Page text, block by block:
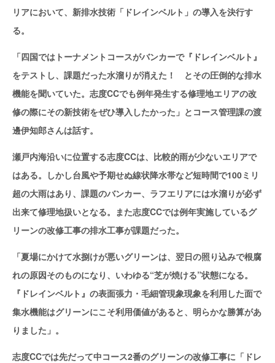
リアにおいて、新排水技術「ドレインベルト」の導入を決行す
る。
「四国ではトーナメントコースがバンカーで『ドレインベルト』
をテストし、課題だった水溜りが消えた！ とその圧倒的な排水
機能を聞いていた。志度CCでも例年発生する修理地エリアの改
修の際にその新技術をぜひ導入したかった」とコース管理課の渡
邊伊知郎さんは話す。
瀬戸内海沿いに位置する志度CCは、比較的雨が少ないエリアで
はある。しかし台風や予期せぬ線状降水帯など短時間で100ミリ
超の大雨はあり、課題のバンカー、ラフエリアには水溜りが必ず
出来て修理地扱いとなる。また志度CCでは例年実施しているグ
リーンの改修工事の排水工事が課題だった。
「夏場にかけて水捌けが悪いグリーンは、翌日の照り込みで根腐
れの原因そのものになり、いわゆる“芝が焼ける”状態になる。
『ドレインベルト』の表面張力・毛細管現象現象を利用した面で
集水機能はグリーンにこそ利用価値があると、明らかな勝算があ
りました」。
志度CCでは先だって中コース2番のグリーンの改修工事に「ドレ